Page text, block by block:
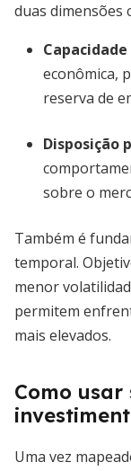
duas dimensões
econômica,
reserva de
Disposição
sobre o
Também é
temporal.
menor
permitem
mais elevados.
Como
Uma vez